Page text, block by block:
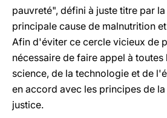
pauvreté", défini à juste titre par la
principale cause de malnutrition
Afin d'éviter ce cercle vicieux de
nécessaire de faire appel à toutes
science, de la technologie et de
en accord avec les principes de
justice.